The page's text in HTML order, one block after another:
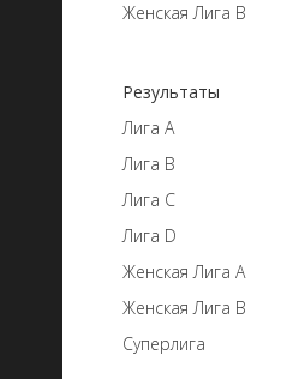
Женская Лига B
Результаты
Лига A
Лига B
Лига C
Лига D
Женская Лига А
Женская Лига B
Суперлига